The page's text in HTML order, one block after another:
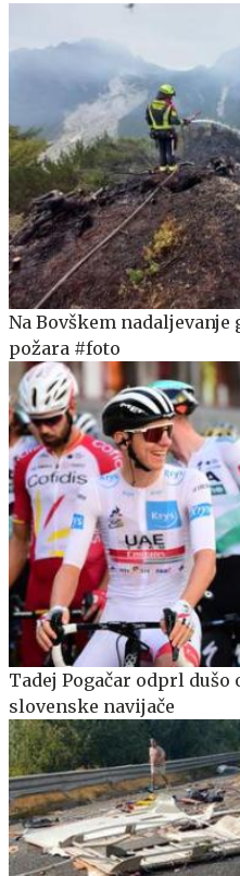
Na Bovškem
požara #foto
Tadej Pogačar odprl
slovenske navijače